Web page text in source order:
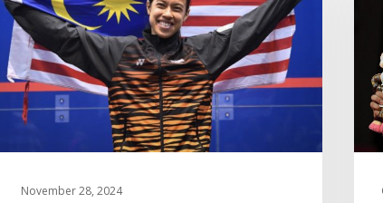
David
November 28, 2024